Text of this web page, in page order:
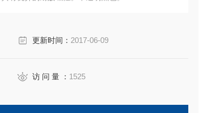
更新时间： 2017-06-09
访 问 量 ： 1525